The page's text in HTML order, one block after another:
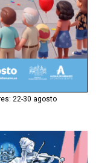
22-30 agosto